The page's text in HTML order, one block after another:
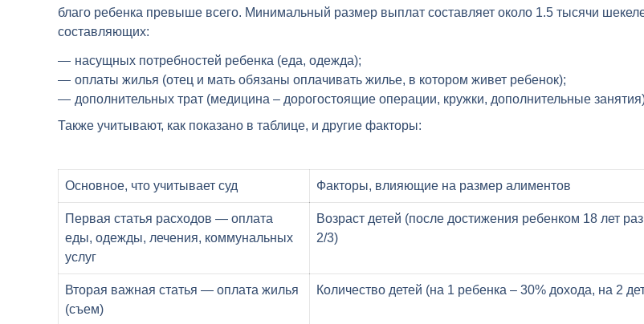
благо ребенка превыше всего. Минимальный размер выплат составляет около 1.5 тысячи
составляющих:
насущных потребностей ребенка (еда, одежда);
оплаты жилья (отец и мать обязаны оплачивать жилье, в котором живет ребенок);
дополнительных трат (медицина – дорогостоящие операции, кружки, дополнительные
Также учитывают, как показано в таблице, и другие факторы:
Основное, что учитывает суд Факторы, влияющие на размер алиментов
Первая статья расходов — оплата
еды, одежды, лечения, коммунальных
услуг
Возраст детей (после достижения ребенком 18 лет
2/3)
Вторая важная статья — оплата жилья
(съем)
Количество детей (на 1 ребенка – 30% дохода, на 2